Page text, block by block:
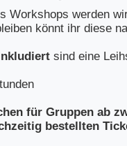
Workshops werden
könnt ihr diese
sind eine
für Gruppen ab
bestellten